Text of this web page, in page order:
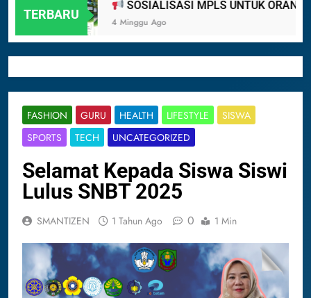
TERBARU
SOSIALISASI MPLS UNTUK ORANG TUA
4 Minggu Ago
FASHION GURU HEALTH LIFESTYLE
SISWA
SPORTS
TECH UNCATEGORIZED
Selamat Kepada Siswa Siswi
Lulus SNBT 2025
SMANTIZEN 1 Tahun Ago 0 1 Min